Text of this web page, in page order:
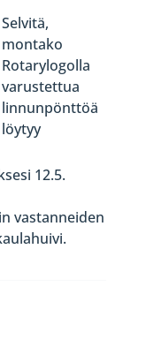
Selvitä,
montako
Rotarylogolla
varustettua
linnunpönttöä
löytyy
12.5.
vastanneiden